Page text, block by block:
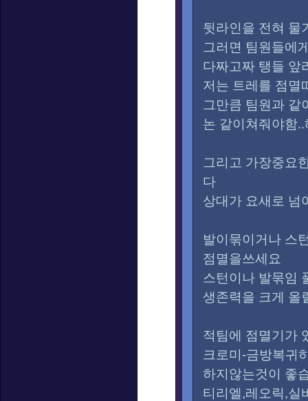
뒷라인을 전혀 물
그러면 팀원들에
다짜고짜 탱들 앞
저는 트레를 점멸
그만큼 팀원과 같
논 같이쳐줘야함..
그리고 가장중요
다
상대가 요새로 넘
발이묶이거나 스
점멸을쓰세요
스턴이나 발묶임
생존력을 크게 올
적팀에 점멸기가
크로미-금방복귀
하지않는것이 좋
티리엘,레오릭,실